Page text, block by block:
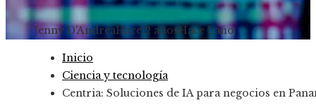
Jenny D'AndreaHace 2 añosHace 1 año
Inicio
Ciencia y tecnología
Centria: Soluciones de IA para negocios en